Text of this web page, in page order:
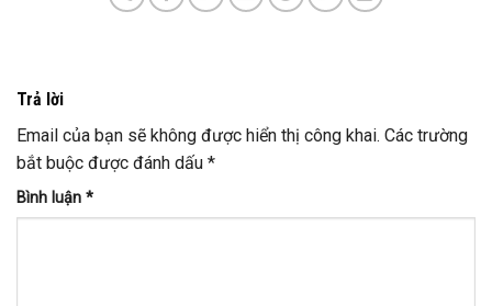
Trả lời
Email của bạn sẽ không được hiển thị công khai. Các trường
bắt buộc được đánh dấu *
Bình luận *